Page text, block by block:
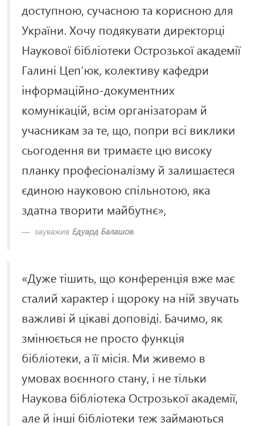
доступною, сучасною та корисною для
України. Хочу подякувати директорці
Наукової бібліотеки Острозької академії
Галині Цеп’юк, колективу кафедри
інформаційно-документних
комунікацій, всім організаторам й
учасникам за те, що, попри всі виклики
сьогодення ви тримаєте цю високу
планку професіоналізму й залишаєтеся
єдиною науковою спільнотою, яка
здатна творити майбутнє»,
зауважив Едуард Балашов.
«Дуже тішить, що конференція вже має
сталий характер і щороку на ній звучать
важливі й цікаві доповіді. Бачимо, як
змінюється не просто функція
бібліотеки, а її місія. Ми живемо в
умовах воєнного стану, і не тільки
Наукова бібліотека Острозької академії,
але й інші бібліотеки теж займаються